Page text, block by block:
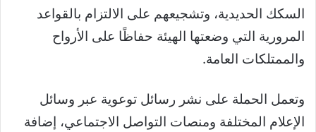
السكك الحديدية، وتشجيعهم على الالتزام بالقواعد
المرورية التي وضعتها الهيئة حفاظًا على الأرواح
والممتلكات العامة.
وتعمل الحملة على نشر رسائل توعوية عبر وسائل
الإعلام المختلفة ومنصات التواصل الاجتماعي، إضافة